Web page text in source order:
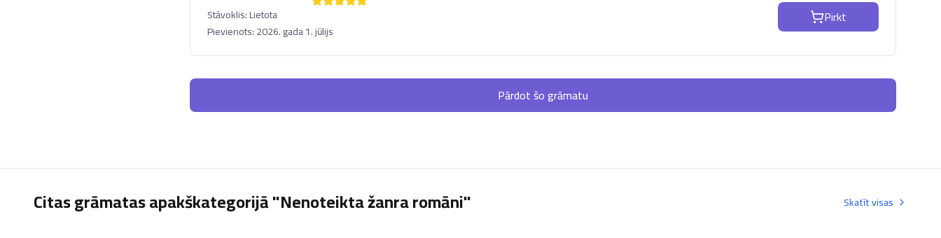
Stāvoklis:Lietota
Pievienots:2026. gada 1. jūlijs
Pirkt
Pārdot šo grāmatu
Citas grāmatas apakškategorijā "Nenoteikta žanra romāni" Skatīt visas